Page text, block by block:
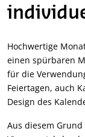
Hochwertige
einen spürbaren
für die
Feiertagen, auch
Design des
Aus diesem